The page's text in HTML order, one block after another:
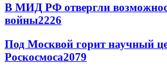
В МИД РФ отвергли
войны2226
Под Москвой горит научный
Роскосмоса2079